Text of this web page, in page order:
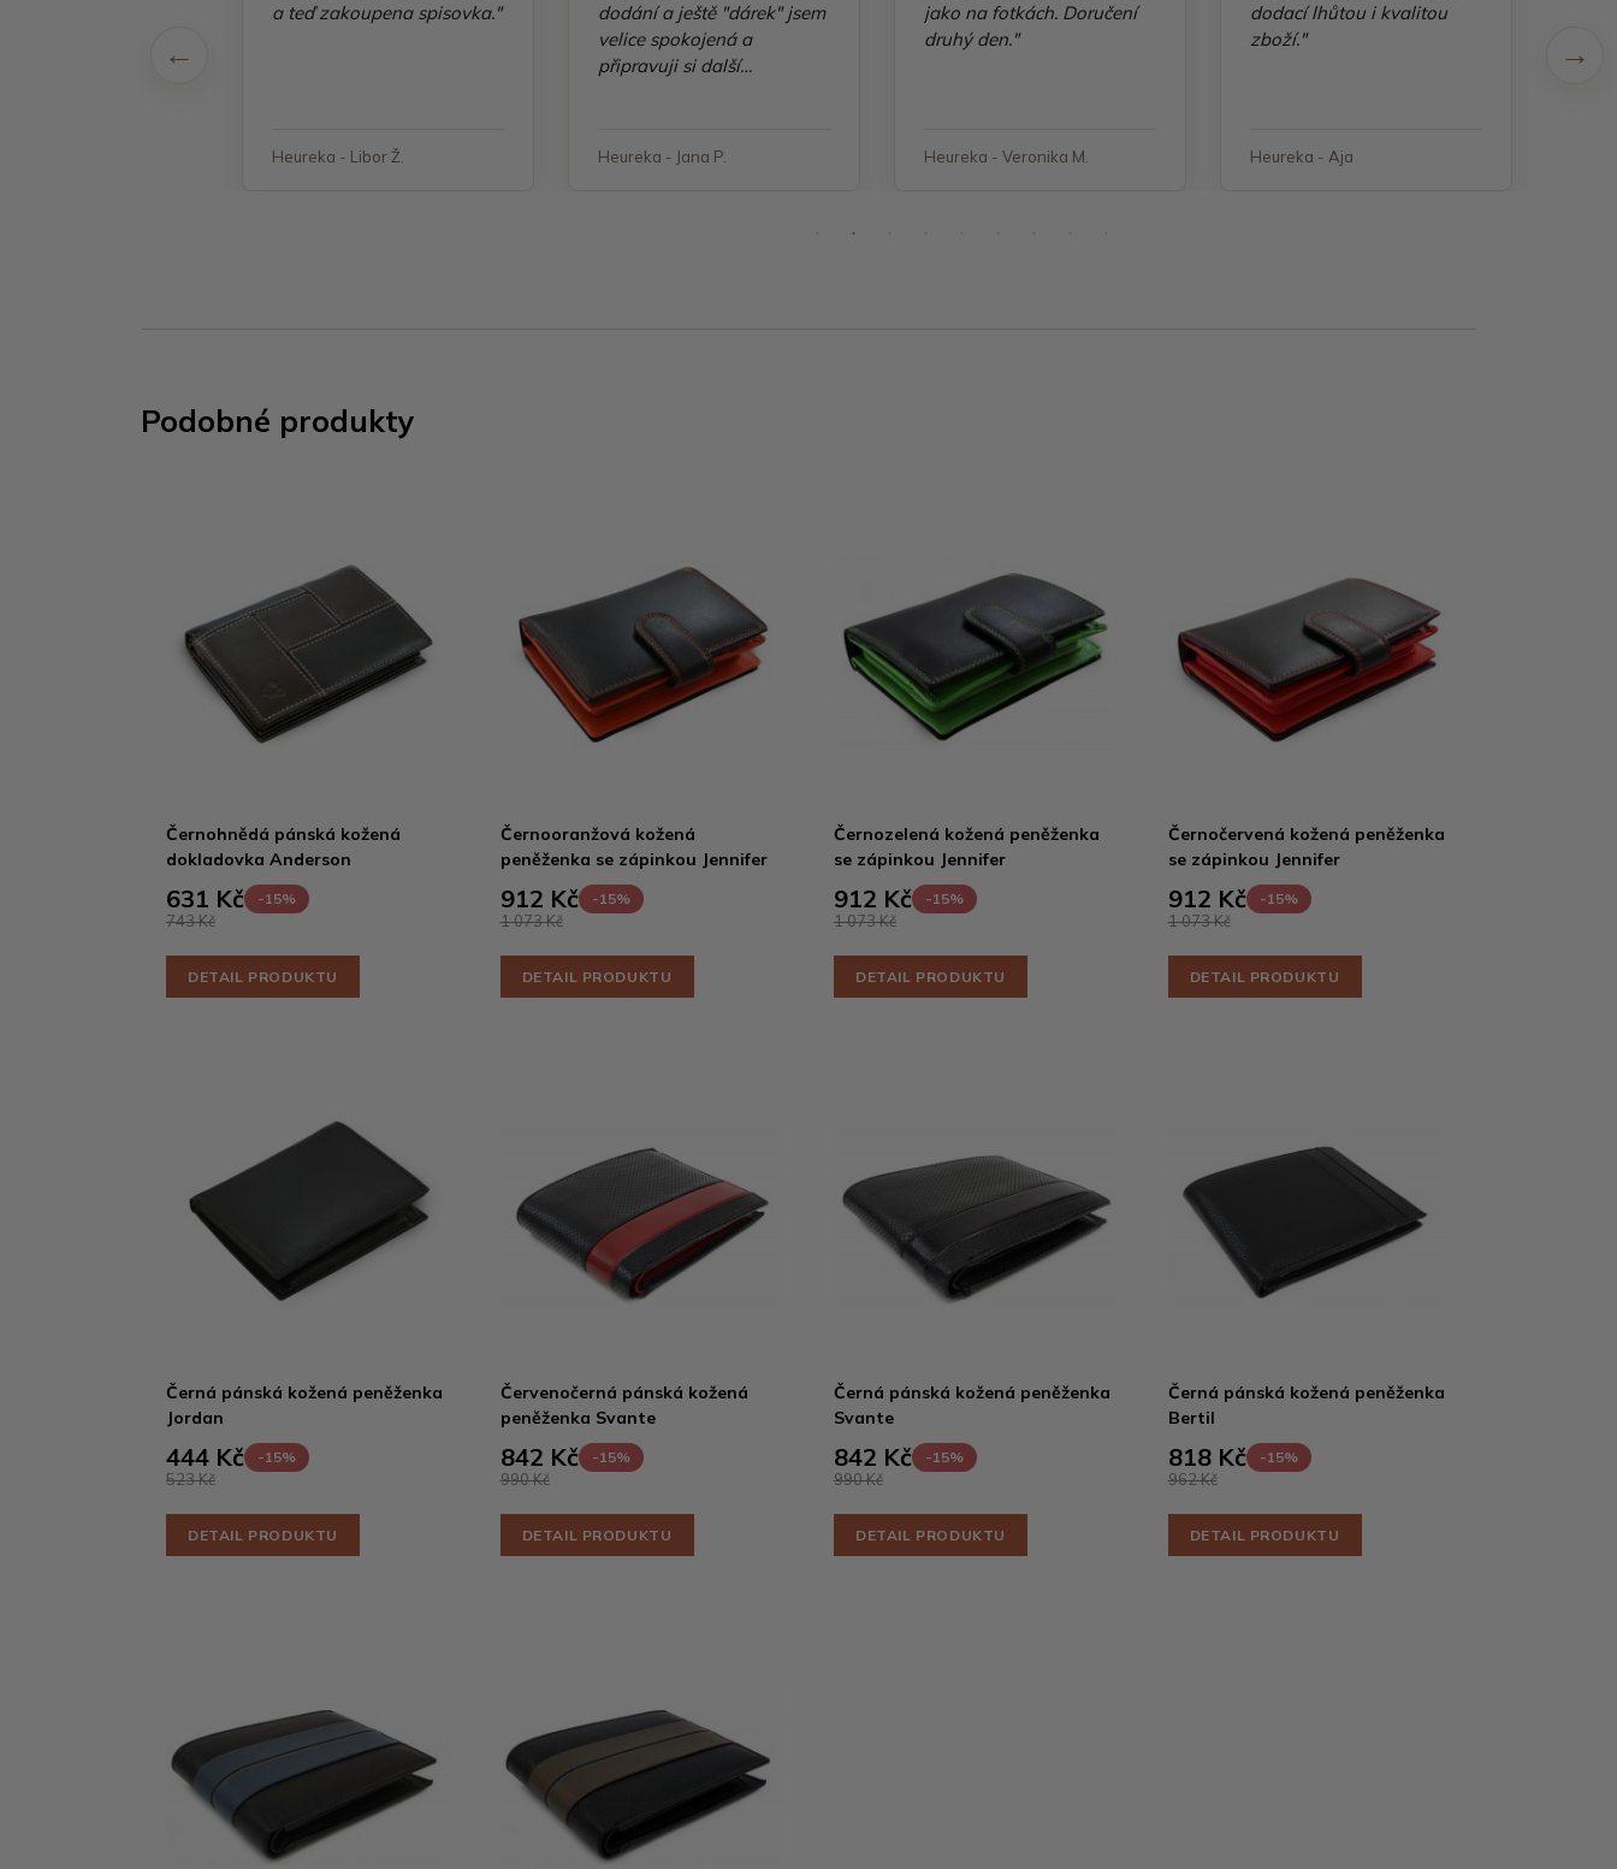
a teď zakoupena spisovka."
Heureka - Libor Ž.
dodání a ještě "dárek" jsem
velice spokojená a
připravuji si další
Heureka - Jana P.
jako na fotkách. Doručení
druhý den."
Heureka - Veronika M.
dodací lhůtou i kvalitou
zboží."
Heureka - Aja
Podobné produkty
Černohnědá pánská kožená
dokladovka Anderson
631 Kč -15%
743 Kč
DETAIL PRODUKTU
Černooranžová kožená
peněženka se zápinkou Jennifer
912 Kč -15%
1 073 Kč
DETAIL PRODUKTU
Černozelená kožená peněženka
se zápinkou Jennifer
912 Kč -15%
1 073 Kč
DETAIL PRODUKTU
Černočervená kožená peněženka
se zápinkou Jennifer
912 Kč -15%
1 073 Kč
DETAIL PRODUKTU
Černá pánská kožená peněženka
Jordan
444 Kč -15%
523 Kč
DETAIL PRODUKTU
Červenočerná pánská kožená
peněženka Svante
842 Kč -15%
990 Kč
DETAIL PRODUKTU
Černá pánská kožená peněženka
Svante
842 Kč -15%
990 Kč
DETAIL PRODUKTU
Černá pánská kožená peněženka
Bertil
818 Kč -15%
962 Kč
DETAIL PRODUKTU